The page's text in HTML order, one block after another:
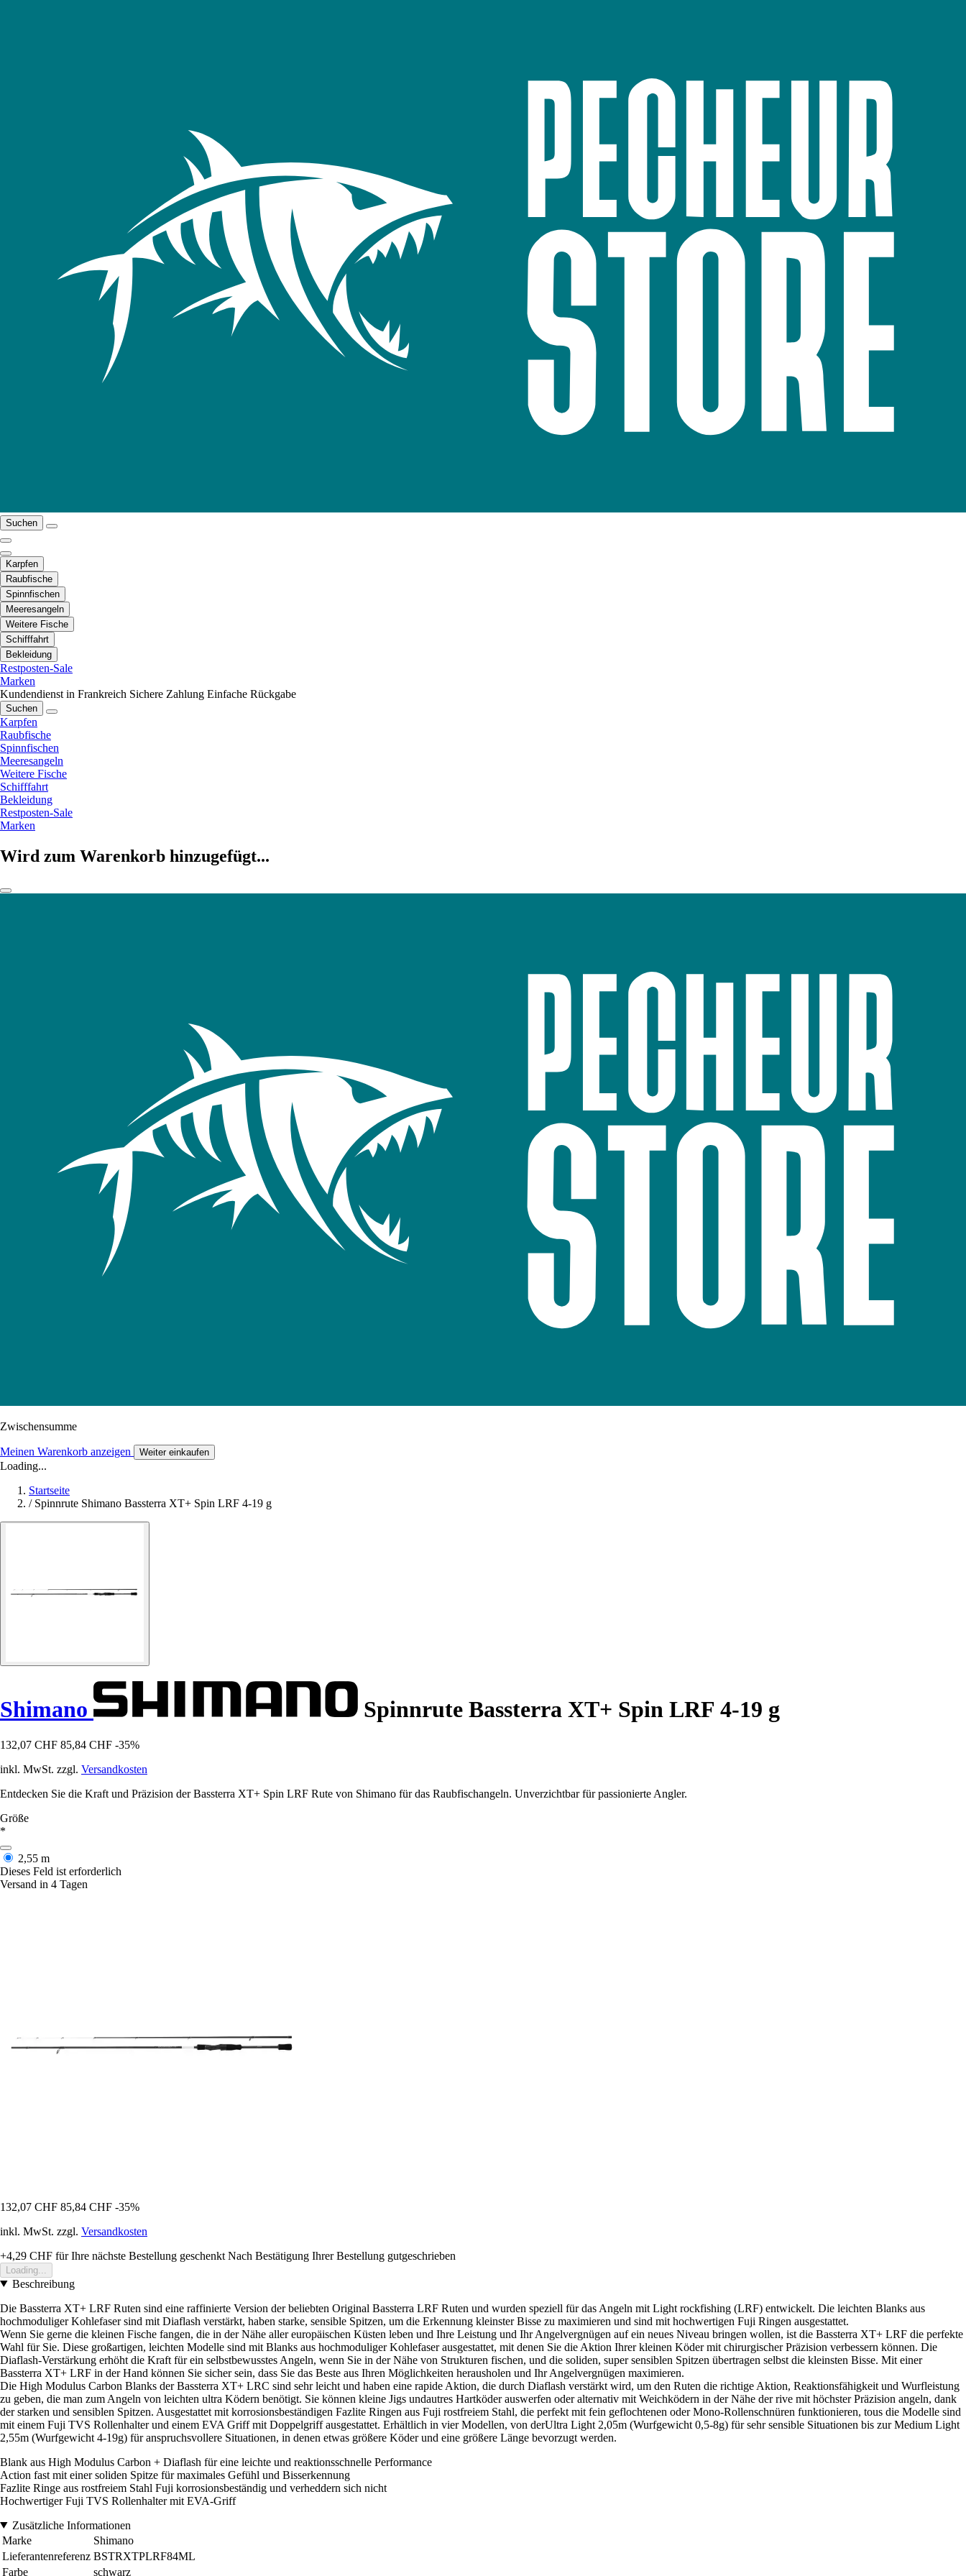
Suchen
Karpfen
Raubfische
Spinnfischen
Meeresangeln
Weitere Fische
Schifffahrt
Bekleidung
Restposten-Sale
Marken
Kundendienst in Frankreich Sichere Zahlung Einfache Rückgabe
Suchen
Karpfen
Raubfische
Spinnfischen
Meeresangeln
Weitere Fische
Schifffahrt
Bekleidung
Restposten-Sale
Marken
Wird zum Warenkorb hinzugefügt...
Zwischensumme
Meinen Warenkorb anzeigen Weiter einkaufen
Loading...
Startseite
/ Spinnrute Shimano Bassterra XT+ Spin LRF 4-19 g
Shimano Spinnrute Bassterra XT+ Spin LRF 4-19 g
132,07 CHF 85,84 CHF -35%
inkl. MwSt. zzgl. Versandkosten
Entdecken Sie die Kraft und Präzision der Bassterra XT+ Spin LRF Rute von Shimano für das Raubfischangeln. Unverzichtbar für passionierte Angler.
Größe
*
2,55 m
Dieses Feld ist erforderlich
Versand in 4 Tagen
132,07 CHF 85,84 CHF -35%
inkl. MwSt. zzgl. Versandkosten
+4,29 CHF für Ihre nächste Bestellung geschenkt Nach Bestätigung Ihrer Bestellung gutgeschrieben
Loading...
Beschreibung
Die Bassterra XT+ LRF Ruten sind eine raffinierte Version der beliebten Original Bassterra LRF Ruten und wurden speziell für das Angeln mit Light rockfishing (LRF) entwickelt. Die leichten Blanks aus
hochmoduliger Kohlefaser sind mit Diaflash verstärkt, haben starke, sensible Spitzen, um die Erkennung kleinster Bisse zu maximieren und sind mit hochwertigen Fuji Ringen ausgestattet.
Wenn Sie gerne die kleinen Fische fangen, die in der Nähe aller europäischen Küsten leben und Ihre Leistung und Ihr Angelvergnügen auf ein neues Niveau bringen wollen, ist die Bassterra XT+ LRF die perfekte
Wahl für Sie. Diese großartigen, leichten Modelle sind mit Blanks aus hochmoduliger Kohlefaser ausgestattet, mit denen Sie die Aktion Ihrer kleinen Köder mit chirurgischer Präzision verbessern können. Die
Diaflash-Verstärkung erhöht die Kraft für ein selbstbewusstes Angeln, wenn Sie in der Nähe von Strukturen fischen, und die soliden, super sensiblen Spitzen übertragen selbst die kleinsten Bisse. Mit einer
Bassterra XT+ LRF in der Hand können Sie sicher sein, dass Sie das Beste aus Ihren Möglichkeiten herausholen und Ihr Angelvergnügen maximieren.
Die High Modulus Carbon Blanks der Bassterra XT+ LRC sind sehr leicht und haben eine rapide Aktion, die durch Diaflash verstärkt wird, um den Ruten die richtige Aktion, Reaktionsfähigkeit und Wurfleistung
zu geben, die man zum Angeln von leichten ultra Ködern benötigt. Sie können kleine Jigs undautres Hartköder auswerfen oder alternativ mit Weichködern in der Nähe der rive mit höchster Präzision angeln, dank
der starken und sensiblen Spitzen. Ausgestattet mit korrosionsbeständigen Fazlite Ringen aus Fuji rostfreiem Stahl, die perfekt mit fein geflochtenen oder Mono-Rollenschnüren funktionieren, tous die Modelle sind
mit einem Fuji TVS Rollenhalter und einem EVA Griff mit Doppelgriff ausgestattet. Erhältlich in vier Modellen, von derUltra Light 2,05m (Wurfgewicht 0,5-8g) für sehr sensible Situationen bis zur Medium Light
2,55m (Wurfgewicht 4-19g) für anspruchsvollere Situationen, in denen etwas größere Köder und eine größere Länge bevorzugt werden.
Blank aus High Modulus Carbon + Diaflash für eine leichte und reaktionsschnelle Performance
Action fast mit einer soliden Spitze für maximales Gefühl und Bisserkennung
Fazlite Ringe aus rostfreiem Stahl Fuji korrosionsbeständig und verheddern sich nicht
Hochwertiger Fuji TVS Rollenhalter mit EVA-Griff
Zusätzliche Informationen
Marke
Shimano
Lieferantenreferenz BSTRXTPLRF84ML
Farbe
schwarz